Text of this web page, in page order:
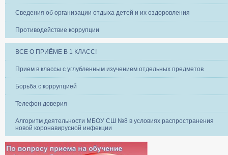
Сведения об организации отдыха детей и их оздоровления
Противодействие коррупции
ВСЕ О ПРИЁМЕ В 1 КЛАСС!
Прием в классы с углубленным изучением отдельных предметов
Борьба с коррупцией
Телефон доверия
Алгоритм деятельности МБОУ СШ №8 в условиях распространения
новой коронавирусной инфекции